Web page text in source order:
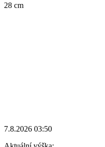
28 cm
7.8.2026 03:50